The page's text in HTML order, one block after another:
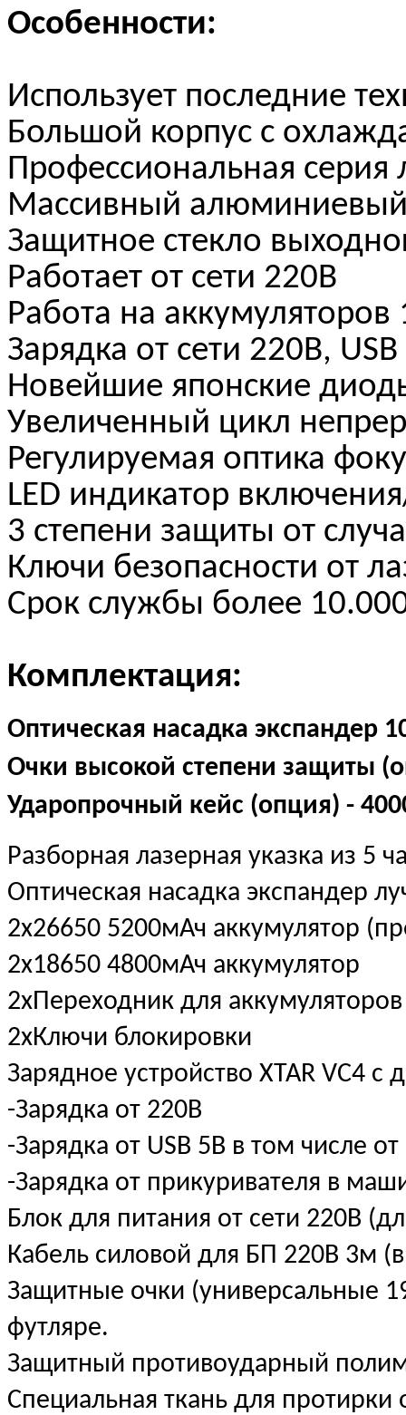
Особенности:
Использует последние
Большой корпус с
Профессиональная серия
Массивный алюминиевый
Защитное стекло
Работает от сети 220В
Работа на
Зарядка от сети 220В,
Новейшие японские
Увеличенный цикл
Регулируемая оптика
LED индикатор
3 степени защиты от
Ключи безопасности от
Срок службы более
Комплектация:
Оптическая насадка экспандер
Очки высокой степени защиты
Ударопрочный кейс (опция) -
Разборная лазерная указка из 5
Оптическая насадка экспандер
2х26650 5200мАч аккумулятор
2х18650 4800мАч аккумулятор
2хПереходник для аккумуляторов
2хКлючи блокировки
Зарядное устройство XTAR VC4
-Зарядка от 220В
-Зарядка от USB 5В в том числе
-Зарядка от прикуривателя в
Блок для питания от сети 220В
Кабель силовой для БП 220В 3м
Защитные очки (универсальные
футляре.
Защитный противоударный
Специальная ткань для протирки